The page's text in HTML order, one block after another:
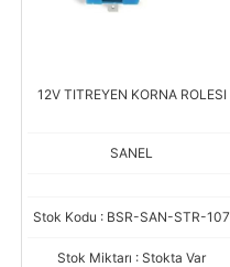
12V TITREYEN KORNA ROLESI
SANEL
Stok Kodu : BSR-SAN-STR-107
Stok Miktarı : Stokta Var